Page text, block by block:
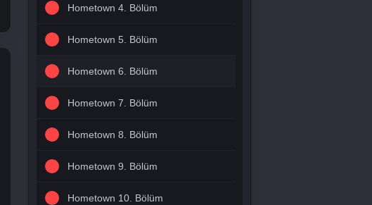
Hometown 4. Bölüm
Hometown 5. Bölüm
Hometown 6. Bölüm
Hometown 7. Bölüm
Hometown 8. Bölüm
Hometown 9. Bölüm
Hometown 10. Bölüm